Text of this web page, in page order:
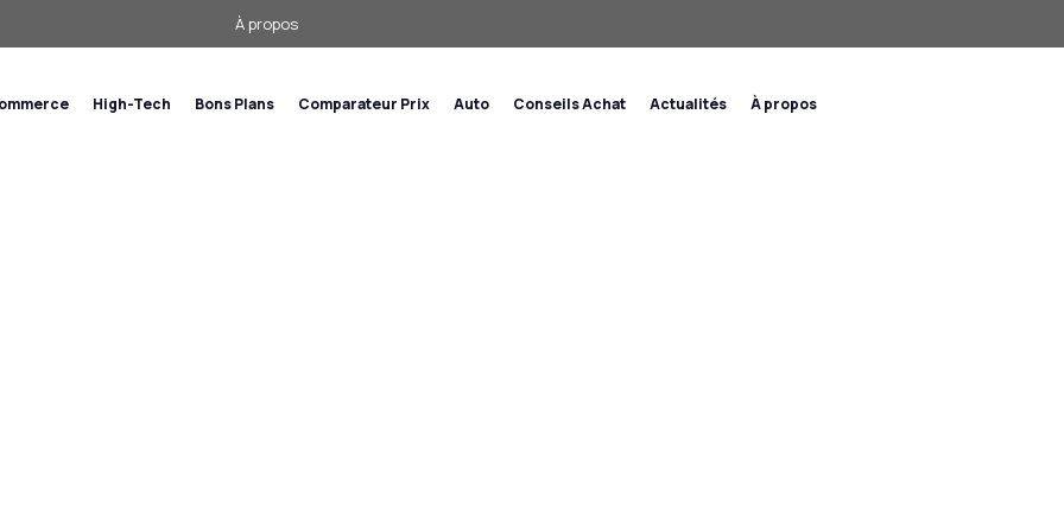
À propos
High-Tech Bons Plans Comparateur Prix Auto Conseils Achat Actualités À propos